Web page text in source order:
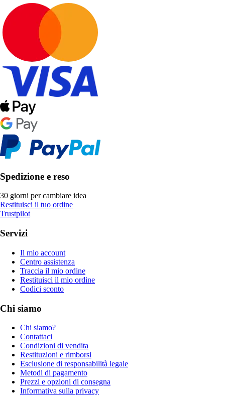
Spedizione e reso
30 giorni per cambiare idea
Restituisci il tuo ordine
Trustpilot
Servizi
Il mio account
Centro assistenza
Traccia il mio ordine
Restituisci il mio ordine
Codici sconto
Chi siamo
Chi siamo?
Contattaci
Condizioni di vendita
Restituzioni e rimborsi
Esclusione di responsabilità legale
Metodi di pagamento
Prezzi e opzioni di consegna
Informativa sulla privacy